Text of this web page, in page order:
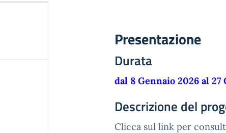
Presentazione
Durata
dal 8 Gennaio 2026 al 27
Descrizione del
Clicca sul link per